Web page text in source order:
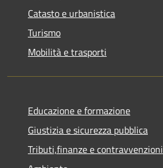
Catasto e urbanistica
Turismo
Mobilità e trasporti
Educazione e formazione
Giustizia e sicurezza pubblica
Tributi,finanze e contravvenzioni